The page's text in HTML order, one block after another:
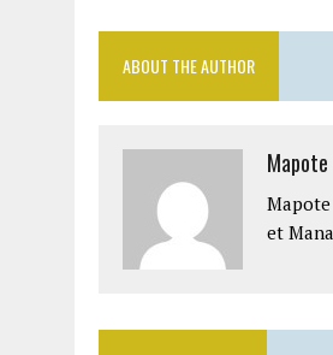
ABOUT THE AUTHOR
Mapote
et